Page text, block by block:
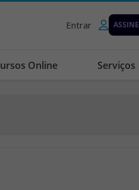
Entrar ASSINE
Online Serviços